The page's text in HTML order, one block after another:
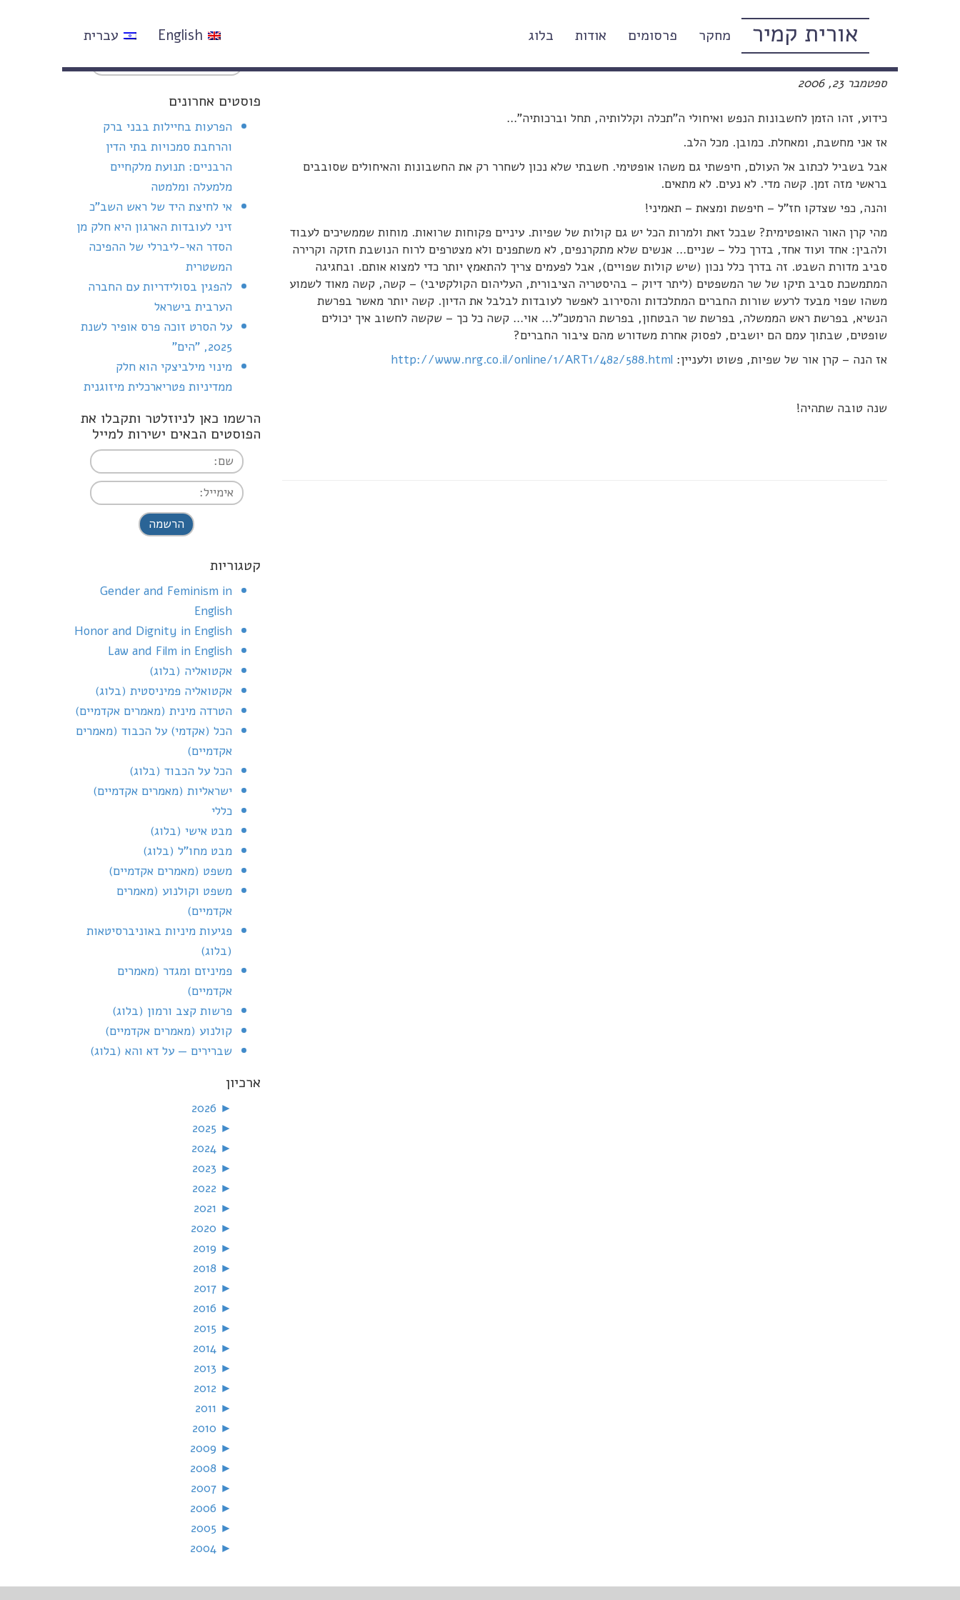
אורית קמיר מחקר פרסומים אודות בלוג עברית English
שנה טובה – שניה של אופטימיות
ספטמבר 23, 2006
כידוע, זהו הזמן לחשבונות הנפש ואיחולי ה"תכלה וקללותיה, תחל וברכותיה"…
אז אני מחשבת, ומאחלת. כמובן. מכל הלב.
אבל בשביל לכתוב אל העולם, חיפשתי גם משהו אופטימי. חשבתי שלא נכון לשחרר רק את החשבונות והאיחולים שסובבים
בראשי מזה זמן. קשה מדי. לא נעים. לא מתאים.
והנה, כפי שצדקו חז"ל – חיפשת ומצאת – תאמיני!
מהי קרן האור האופטימית? שבכל זאת ולמרות הכל יש גם קולות של שפיות. עיניים פקוחות שרואות. מוחות שממשיכים לעבוד
ולהבין: אחד ועוד אחד, בדרך כלל – שניים… אנשים שלא מתקרנפים, לא משתפנים ולא מצטרפים לרוח הנושבת חזקה וקרירה
סביב מדורת השבט. זה בדרך כלל נכון (שיש קולות שפויים), אבל לפעמים צריך להתאמץ יותר כדי למצוא אותם. ובחגיגה
המתמשכת סביב תיקו של שר המשפטים (ליתר דיוק – בהיסטריה הציבורית, העליהום הקולקטיבי) – קשה, קשה מאוד לשמוע
משהו שפוי מבעד לרעש שורות החברים המתלכדות והסירוב לאפשר לעובדות לבלבל את הדיון. קשה יותר מאשר בפרשת
הנשיא, בפרשת ראש הממשלה, בפרשת שר הבטחון, בפרשת הרמטכ"ל… אוי… קשה כל כך – שקשה לחשוב איך יכולים
שופטים, שבתוך עמם הם יושבים, לפסוק אחרת משדורש מהם ציבור החברים?
אז הנה – קרן אור של שפיות, פשוט ולעניין: http://www.nrg.co.il/online/1/ART1/482/588.html
שנה טובה שתהיה!
פוסטים אחרונים
הפרעות בחיילות בבני ברק
והרחבת סמכויות בתי הדין
הרבניים: תנועת מלקחיים
מלמעלה ומלמטה
אי לחיצת היד של ראש השב"כ
זיני לעובדות הארגון היא חלק מן
הסדר האי-ליברלי של ההפיכה
המשטרית
להפגין בסולידריות עם החברה
הערבית בישראל
על הסרט זוכה פרס אופיר לשנת
2025, "הים"
מינוי מילביצקי הוא חלק
ממדיניות פטריארכלית מיזוגנית
הרשמו כאן לניוזלטר ותקבלו את
הפוסטים הבאים ישירות למייל
I agree terms and
קטגוריות
Gender and Feminism in
English
Honor and Dignity in English
Law and Film in English
אקטואליה (בלוג)
אקטואליה פמיניסטית (בלוג)
הטרדה מינית (מאמרים אקדמיים)
הכל (אקדמי) על הכבוד (מאמרים
אקדמיים)
הכל על הכבוד (בלוג)
ישראליות (מאמרים אקדמיים)
כללי
מבט אישי (בלוג)
מבט מחו"ל (בלוג)
משפט (מאמרים אקדמיים)
משפט וקולנוע (מאמרים
אקדמיים)
פגיעות מיניות באוניברסיטאות
(בלוג)
פמיניזם ומגדר (מאמרים
אקדמיים)
פרשות קצב ורמון (בלוג)
קולנוע (מאמרים אקדמיים)
שברירים — על דא והא (בלוג)
ארכיון
►
►
►
2024
►
►
►
►
►
►
►
2017
►
►
►
2014
►
►
►
►
►
►
►
2007
►
►
►
2004